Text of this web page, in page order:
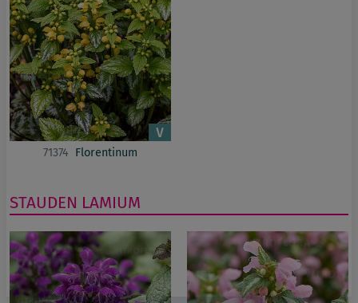
71374 Florentinum
STAUDEN LAMIUM